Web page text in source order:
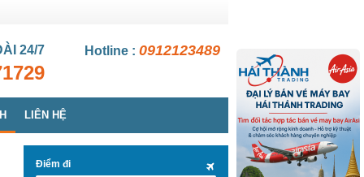
24/7 Hotline : 0912123489
LIÊN HỆ
Điểm đi